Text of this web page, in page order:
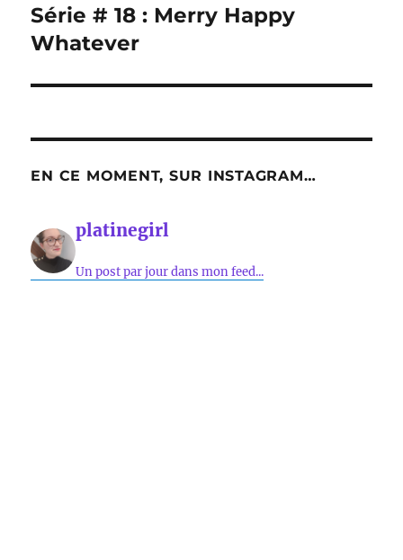
Publication
suivante :
Série # 18 : Merry Happy
Whatever
EN CE MOMENT, SUR INSTAGRAM…
platinegirl
Un post par jour dans mon feed...